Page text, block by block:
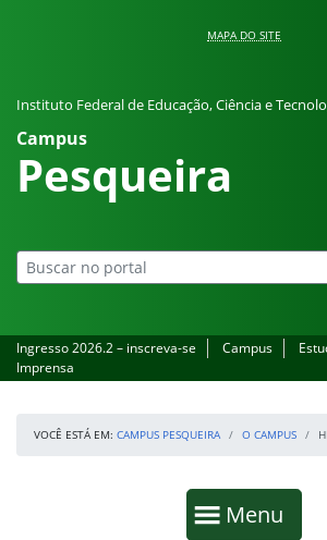
MAPA DO SITE
Instituto Federal de Educação, Ciência e
Campus
Pesqueira
Ingresso 2026.2 – inscreva-se Campus
Imprensa
VOCÊ ESTÁ EM: CAMPUS PESQUEIRA O CAMPUS
Mostrar
Menu